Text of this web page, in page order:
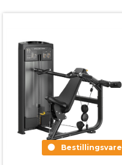
Bestillingsvare